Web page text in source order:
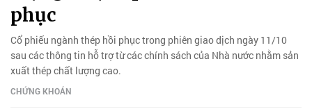
phục
Cổ phiếu ngành thép hồi phục trong phiên giao dịch ngày 11/10
sau các thông tin hỗ trợ từ các chính sách của Nhà nước nhằm sản
xuất thép chất lượng cao.
CHỨNG KHOÁN